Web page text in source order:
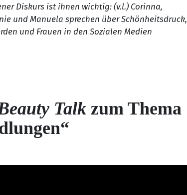
Diskurs ist ihnen wichtig: (v.l.) Corinna,
und Manuela sprechen über Schönheitsdruck,
und Frauen in den Sozialen Medien
Talk zum Thema